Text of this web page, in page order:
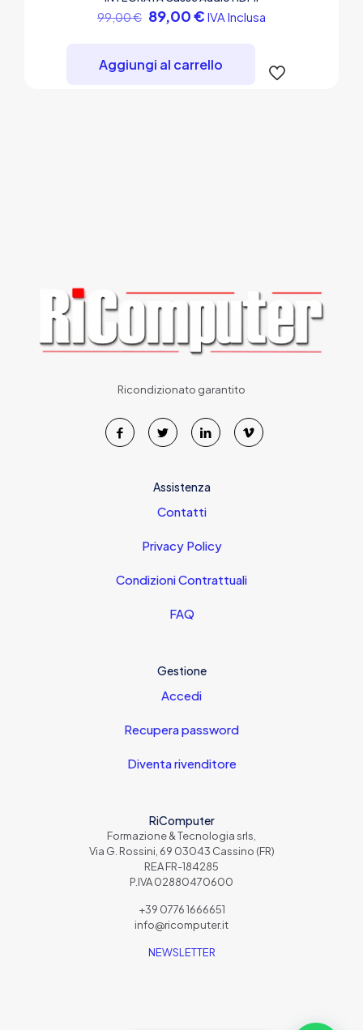
99,00€ Il
prezzo
era:
99,00 €.
89,00€Il
è:
IVA Inclusa
Aggiungi al carrello
Ricondizionato garantito
Assistenza
Contatti
Privacy Policy
Condizioni Contrattuali
FAQ
Gestione
Accedi
Recupera password
Diventa rivenditore
RiComputer
Formazione & Tecnologia srls,
Via G. Rossini, 69 03043 Cassino (FR)
REA FR-184285
P.IVA 02880470600
+39 0776 1666651
info@ricomputer.it
NEWSLETTER